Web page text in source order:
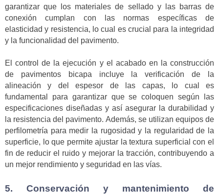
garantizar que los materiales de sellado y las barras de
conexión cumplan con las normas específicas de
elasticidad y resistencia, lo cual es crucial para la integridad
y la funcionalidad del pavimento.
El control de la ejecución y el acabado en la construcción
de pavimentos bicapa incluye la verificación de la
alineación y del espesor de las capas, lo cual es
fundamental para garantizar que se coloquen según las
especificaciones diseñadas y así asegurar la durabilidad y
la resistencia del pavimento. Además, se utilizan equipos de
perfilometría para medir la rugosidad y la regularidad de la
superficie, lo que permite ajustar la textura superficial con el
fin de reducir el ruido y mejorar la tracción, contribuyendo a
un mejor rendimiento y seguridad en las vías.
5. Conservación y mantenimiento de